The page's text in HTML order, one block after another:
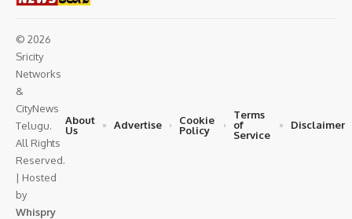
© 2026
Sricity
Networks
&
CityNews
Telugu.
All Rights
Reserved.
| Hosted
by
Whispry
About
Us
Advertise
Cookie
Policy
Terms
of
Service
Disclaimer